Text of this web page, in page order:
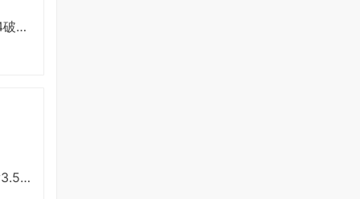
安卓南瓜影视v1.4.4破解版
安卓分身有术Pro v3.54破解版